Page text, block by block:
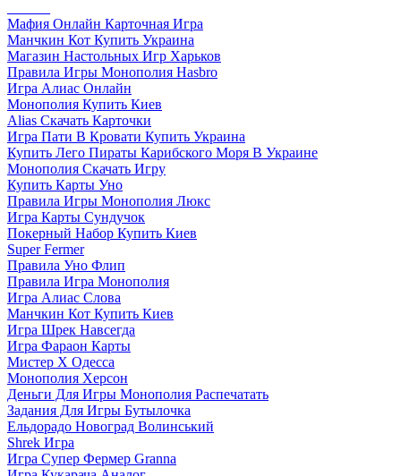
Мафия Онлайн Карточная Игра
Манчкин Кот Купить Украина
Магазин Настольных Игр Харьков
Правила Игры Монополия Hasbro
Игра Алиас Онлайн
Монополия Купить Киев
Alias Скачать Карточки
Игра Пати В Кровати Купить Украина
Купить Лего Пираты Карибского Моря В Украине
Монополия Скачать Игру
Купить Карты Уно
Правила Игры Монополия Люкс
Игра Карты Сундучок
Покерный Набор Купить Киев
Super Fermer
Правила Уно Флип
Правила Игра Монополия
Игра Алиас Слова
Манчкин Кот Купить Киев
Игра Шрек Навсегда
Игра Фараон Карты
Мистер Х Одесса
Монополия Херсон
Деньги Для Игры Монополия Распечатать
Задания Для Игры Бутылочка
Ельдорадо Новоград Волинський
Shrek Игра
Игра Супер Фермер Granna